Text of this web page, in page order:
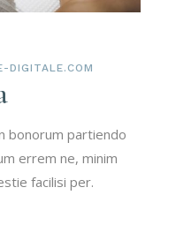
DIGITALE.COM
bonorum partiendo
errem ne, minim
facilisi per.